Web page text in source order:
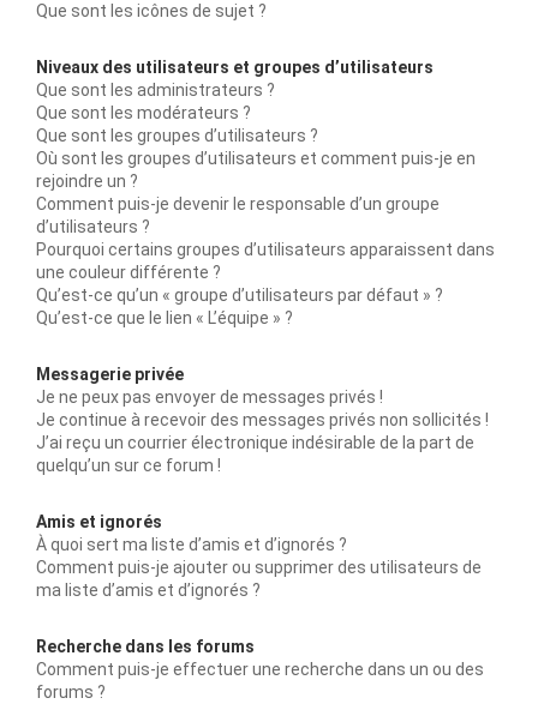
Que sont les icônes de sujet ?
Niveaux des utilisateurs et groupes d’utilisateurs
Que sont les administrateurs ?
Que sont les modérateurs ?
Que sont les groupes d’utilisateurs ?
Où sont les groupes d’utilisateurs et comment puis-je en
rejoindre un ?
Comment puis-je devenir le responsable d’un groupe
d’utilisateurs ?
Pourquoi certains groupes d’utilisateurs apparaissent dans
une couleur différente ?
Qu’est-ce qu’un « groupe d’utilisateurs par défaut » ?
Qu’est-ce que le lien « L’équipe » ?
Messagerie privée
Je ne peux pas envoyer de messages privés !
Je continue à recevoir des messages privés non sollicités !
J’ai reçu un courrier électronique indésirable de la part de
quelqu’un sur ce forum !
Amis et ignorés
À quoi sert ma liste d’amis et d’ignorés ?
Comment puis-je ajouter ou supprimer des utilisateurs de
ma liste d’amis et d’ignorés ?
Recherche dans les forums
Comment puis-je effectuer une recherche dans un ou des
forums ?